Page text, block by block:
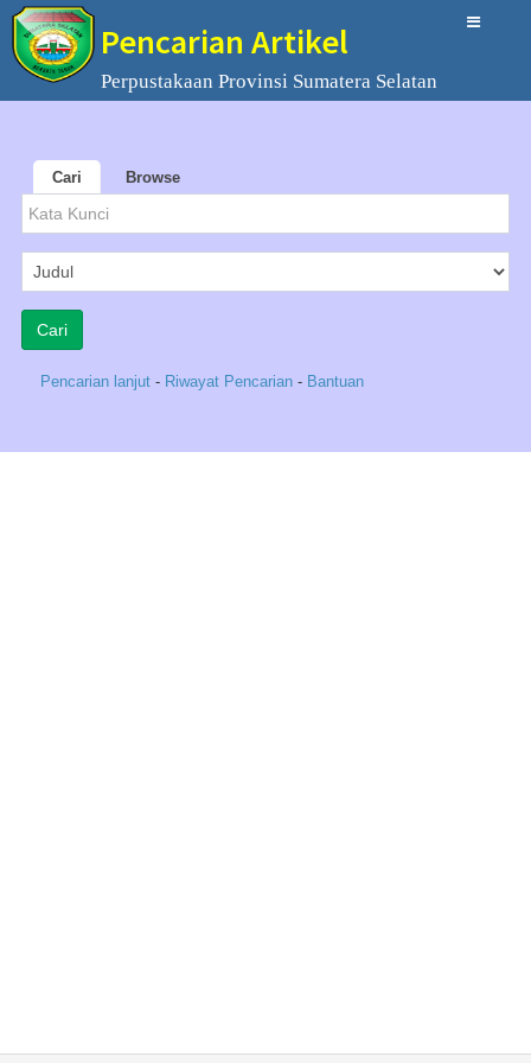
Pencarian Artikel
Perpustakaan Provinsi Sumatera Selatan
Cari Browse
Pencarian lanjut - Riwayat Pencarian - Bantuan